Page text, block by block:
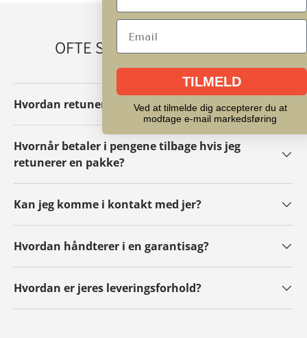
OFTE STILLEDE SPØRGSMÅL
Hvordan retunerer/ombytter jeg en pakke?
Hvornår betaler i pengene tilbage hvis jeg
retunerer en pakke?
Kan jeg komme i kontakt med jer?
Hvordan håndterer i en garantisag?
Hvordan er jeres leveringsforhold?
TILMELD
Ved at tilmelde dig accepterer du at
modtage e-mail markedsføring